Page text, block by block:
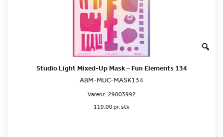
Studio Light Mixed-Up Mask – Fun Elements 134
ABM-MUC-MASK134
Varenr.:29003992
119.00 pr. stk